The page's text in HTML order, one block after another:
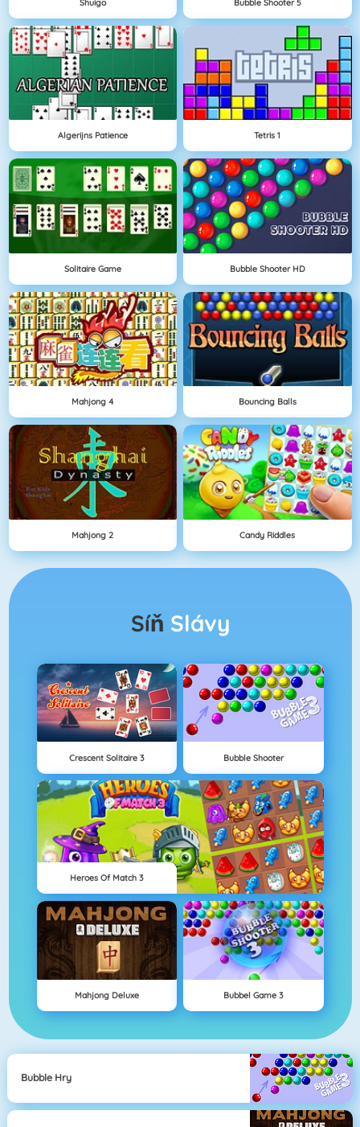
Algerijns Patience Tetris 1
Solitaire Game Bubble Shooter HD
Mahjong 4 Bouncing Balls
Mahjong 2 Candy Riddles
Síň Slávy
Crescent Solitaire 3 Bubble Shooter
Heroes Of Match 3
Mahjong Deluxe Bubbel Game 3
Bubble Hry